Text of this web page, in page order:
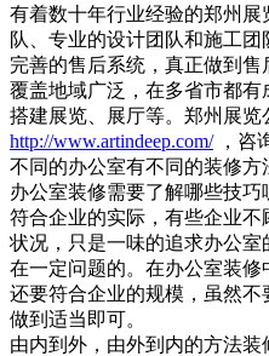
有着数十年行业经验的郑州
队、专业的设计团队和施工
完善的售后系统，真正做到
覆盖地域广泛，在多省市都有
搭建展览、展厅等。郑州展览
http://www.artindeep.com/，咨
不同的办公室有不同的装修方
办公室装修需要了解哪些技巧
符合企业的实际，有些企业
状况，只是一味的追求办公
在一定问题的。在办公室装修
还要符合企业的规模，虽然
做到适当即可。
由内到外，由外到内的方法